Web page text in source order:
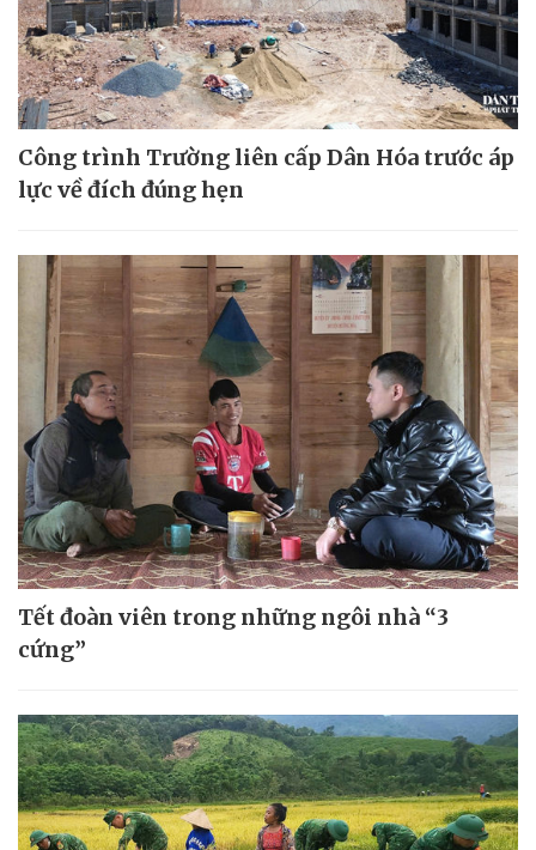
Công trình Trường liên cấp Dân Hóa trước áp
lực về đích đúng hẹn
Tết đoàn viên trong những ngôi nhà “3
cứng”